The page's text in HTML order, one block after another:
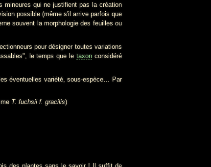
qui ne justifient pas la création
possible (même s'il arrive parfois que
souvent la morphologie des feuilles ou
pour désigner toutes variations
le temps que letaxon considéré
éventuelles variété, sous-espèce… Par
T. fuchsii f. gracilis)